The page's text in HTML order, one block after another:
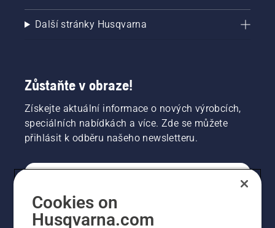
Další stránky Husqvarna
Zůstaňte v obraze!
Získejte aktuální informace o nových výrobcích,
speciálních nabídkách a více. Zde se můžete
přihlásit k odběru našeho newsletteru.
PROFESIONÁLNÍ
Cookies on
Husqvarna.com